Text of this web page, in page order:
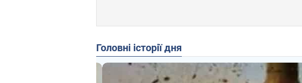
Головні історії дня